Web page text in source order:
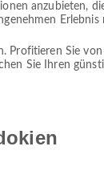
anzubieten,
Erlebnis
Profitieren Sie
Sie Ihren